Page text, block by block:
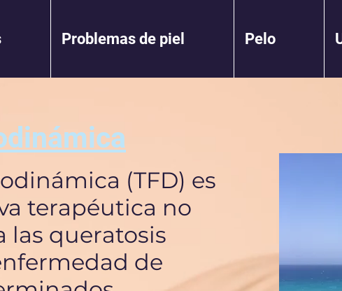
Problemas de piel Pelo
(TFD) es
terapéutica no
las queratosis
de